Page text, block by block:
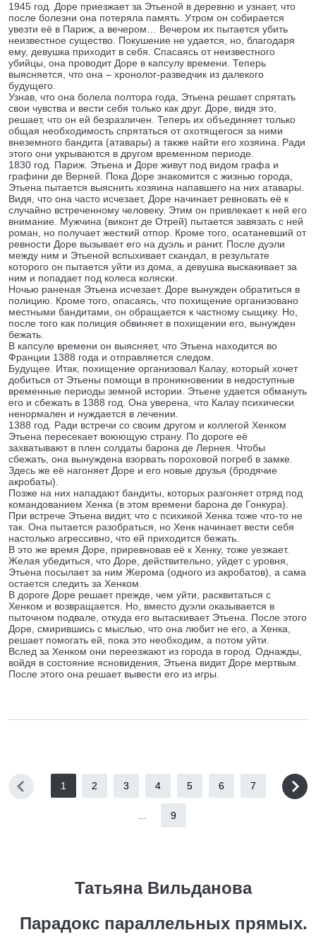
1945 год. Доре приезжает за Этьеной в деревню и узнает, что
после болезни она потеряла память. Утром он собирается
увезти её в Париж, а вечером… Вечером их пытается убить
неизвестное существо. Покушение не удается, но, благодаря
ему, девушка приходит в себя. Спасаясь от неизвестного
убийцы, она проводит Доре в капсулу времени. Теперь
выясняется, что она – хронолог-разведчик из далекого
будущего.
Узнав, что она болела полтора года, Этьена решает спрятать
свои чувства и вести себя только как друг. Доре, видя это,
решает, что он ей безразличен. Теперь их объединяет только
общая необходимость спрятаться от охотящегося за ними
внеземного бандита (атавары) а также найти его хозяина. Ради
этого они укрываются в другом временном периоде.
1830 год. Париж. Этьена и Доре живут под видом графа и
графини де Верней. Пока Доре знакомится с жизнью города,
Этьена пытается выяснить хозяина напавшего на них атавары.
Видя, что она часто исчезает, Доре начинает ревновать её к
случайно встреченному человеку. Этим он привлекает к ней его
внимание. Мужчина (виконт де Отрей) пытается завязать с ней
роман, но получает жесткий отпор. Кроме того, осатаневший от
ревности Доре вызывает его на дуэль и ранит. После дуэли
между ним и Этьеной вспыхивает скандал, в результате
которого он пытается уйти из дома, а девушка выскакивает за
ним и попадает под колеса коляски.
Ночью раненая Этьена исчезает. Доре вынужден обратиться в
полицию. Кроме того, опасаясь, что похищение организовано
местными бандитами, он обращается к частному сыщику. Но,
после того как полиция обвиняет в похищении его, вынужден
бежать.
В капсуле времени он выясняет, что Этьена находится во
Франции 1388 года и отправляется следом.
Будущее. Итак, похищение организовал Калау, который хочет
добиться от Этьены помощи в проникновении в недоступные
временные периоды земной истории. Этьене удается обмануть
его и сбежать в 1388 год. Она уверена, что Калау психически
ненормален и нуждается в лечении.
1388 год. Ради встречи со своим другом и коллегой Хенком
Этьена пересекает воюющую страну. По дороге её
захватывают в плен солдаты барона де Лернея. Чтобы
сбежать, она вынуждена взорвать пороховой погреб в замке.
Здесь же её нагоняет Доре и его новые друзья (бродячие
акробаты).
Позже на них нападают бандиты, которых разгоняет отряд под
командованием Хенка (в этом времени барона де Гонкура).
При встрече Этьена видит, что с психикой Хенка тоже что-то не
так. Она пытается разобраться, но Хенк начинает вести себя
настолько агрессивно, что ей приходится бежать.
В это же время Доре, приревновав её к Хенку, тоже уезжает.
Желая убедиться, что Доре, действительно, уйдет с уровня,
Этьена посылает за ним Жерома (одного из акробатов), а сама
остается следить за Хенком.
В дороге Доре решает прежде, чем уйти, расквитаться с
Хенком и возвращается. Но, вместо дуэли оказывается в
пыточном подвале, откуда его вытаскивает Этьена. После этого
Доре, смирившись с мыслью, что она любит не его, а Хенка,
решает помогать ей, пока это необходим, а потом уйти.
Вслед за Хенком они переезжают из города в город. Однажды,
войдя в состояние ясновидения, Этьена видит Доре мертвым.
После этого она решает вывести его из игры.
1 2 3 4 5 6 7
9
Татьяна Вильданова
Парадокс параллельных прямых.